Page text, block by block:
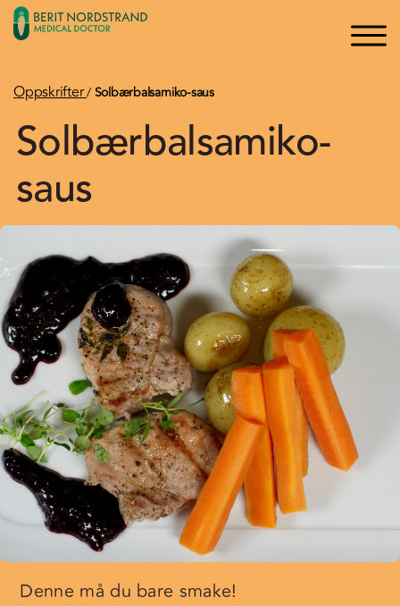
Søk ×
Bli medlem
Oppskrifter
Kurs og Foredrag
Bøker
×
Oppskrifter/Solbærbalsamiko-saus
Solbærbalsamiko-
saus
Denne må du bare smake!